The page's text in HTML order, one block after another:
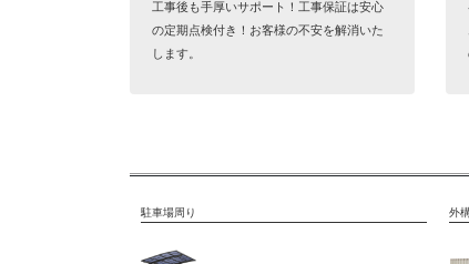
工事後も手厚いサポート！工事保証は安心
の定期点検付き！お客様の不安を解消いた
します。
駐車場周り 外